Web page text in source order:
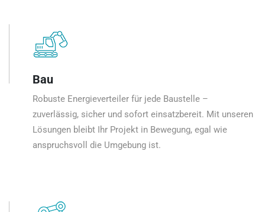
Bau
Robuste Energieverteiler für jede Baustelle –
zuverlässig, sicher und sofort einsatzbereit. Mit unseren
Lösungen bleibt Ihr Projekt in Bewegung, egal wie
anspruchsvoll die Umgebung ist.